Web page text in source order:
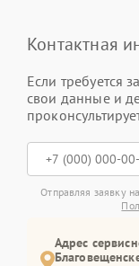
Контактная
Если требуется
свои данные и
Отправляя заявку
Адрес